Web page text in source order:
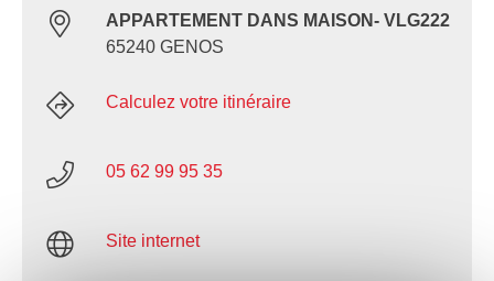
APPARTEMENT DANS MAISON- VLG222
65240 GENOS
Calculez votre itinéraire
05 62 99 95 35
Site internet